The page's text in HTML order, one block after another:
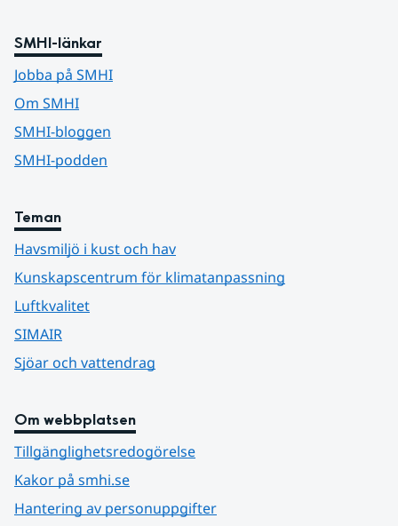
SMHI-länkar
Jobba på SMHI
Om SMHI
SMHI-bloggen
SMHI-podden
Teman
Havsmiljö i kust och hav
Kunskapscentrum för klimatanpassning
Luftkvalitet
SIMAIR
Sjöar och vattendrag
Om webbplatsen
Tillgänglighetsredogörelse
Kakor på smhi.se
Hantering av personuppgifter